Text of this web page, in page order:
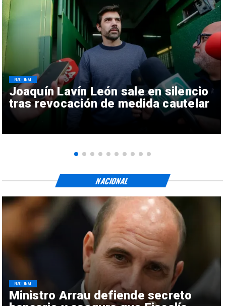
Joaquín Lavín León sale en silencio
tras revocación de medida cautelar
NACIONAL
Ministro Arrau defiende secreto
NACIONAL
NACIONAL